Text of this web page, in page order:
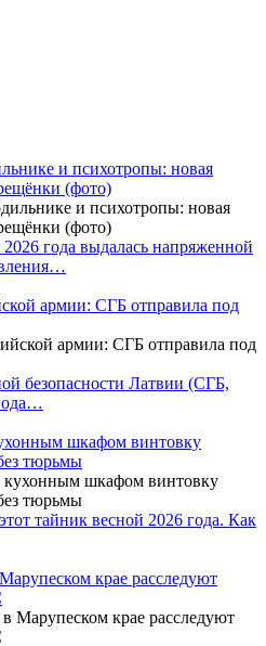
и психотропы: новая
(фото)
2026 года выдалась напряженной
армии: СГБ отправила под
безопасности Латвии (СГБ,
шкафом винтовку
тюрьмы
тайник весной 2026 года. Как
крае расследуют